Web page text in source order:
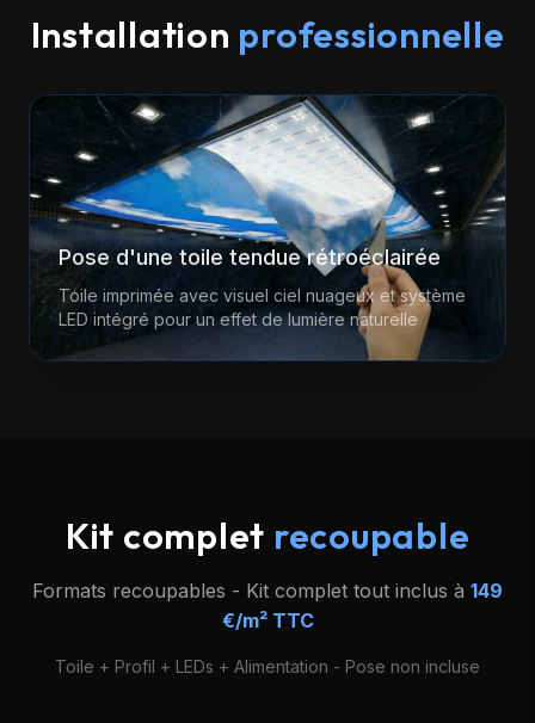
Installation professionnelle
Pose d'une toile tendue rétroéclairée
Toile imprimée avec visuel ciel nuageux et système
LED intégré pour un effet de lumière naturelle
Kit complet recoupable
Formats recoupables - Kit complet tout inclus à 149
€/m² TTC
Toile + Profil + LEDs + Alimentation - Pose non incluse